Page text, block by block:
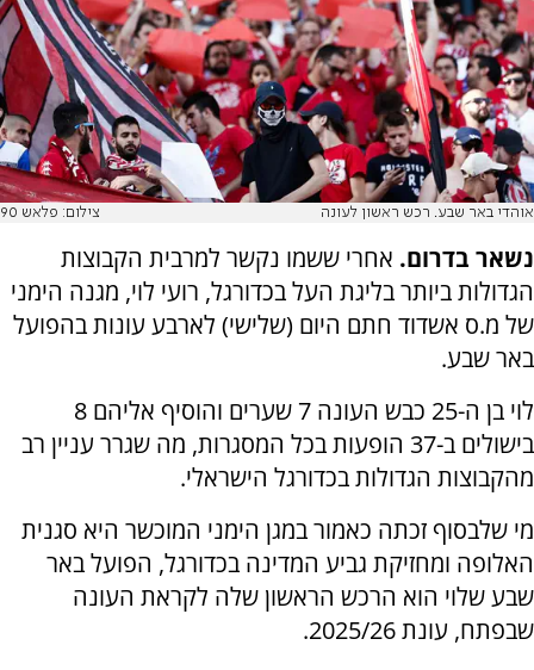
אוהדי באר שבע. רכש ראשון לעונה צילום: פלאש 90
נשאר בדרום. אחרי ששמו נקשר למרבית הקבוצות
הגדולות ביותר בליגת העל בכדורגל, רועי לוי, מגנה הימני
של מ.ס אשדוד חתם היום (שלישי) לארבע עונות בהפועל
באר שבע.
לוי בן ה-25 כבש העונה 7 שערים והוסיף אליהם 8
בישולים ב-37 הופעות בכל המסגרות, מה שגרר עניין רב
מהקבוצות הגדולות בכדורגל הישראלי.
מי שלבסוף זכתה כאמור במגן הימני המוכשר היא סגנית
האלופה ומחזיקת גביע המדינה בכדורגל, הפועל באר
שבע שלוי הוא הרכש הראשון שלה לקראת העונה
שבפתח, עונת 2025/26.